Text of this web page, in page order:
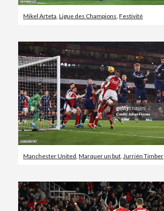
Mikel Arteta, Ligue des Champions, Festivité
Manchester United, Marquer un but, Jurriën Timber